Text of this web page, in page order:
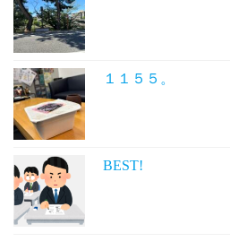
１１５５。
BEST!